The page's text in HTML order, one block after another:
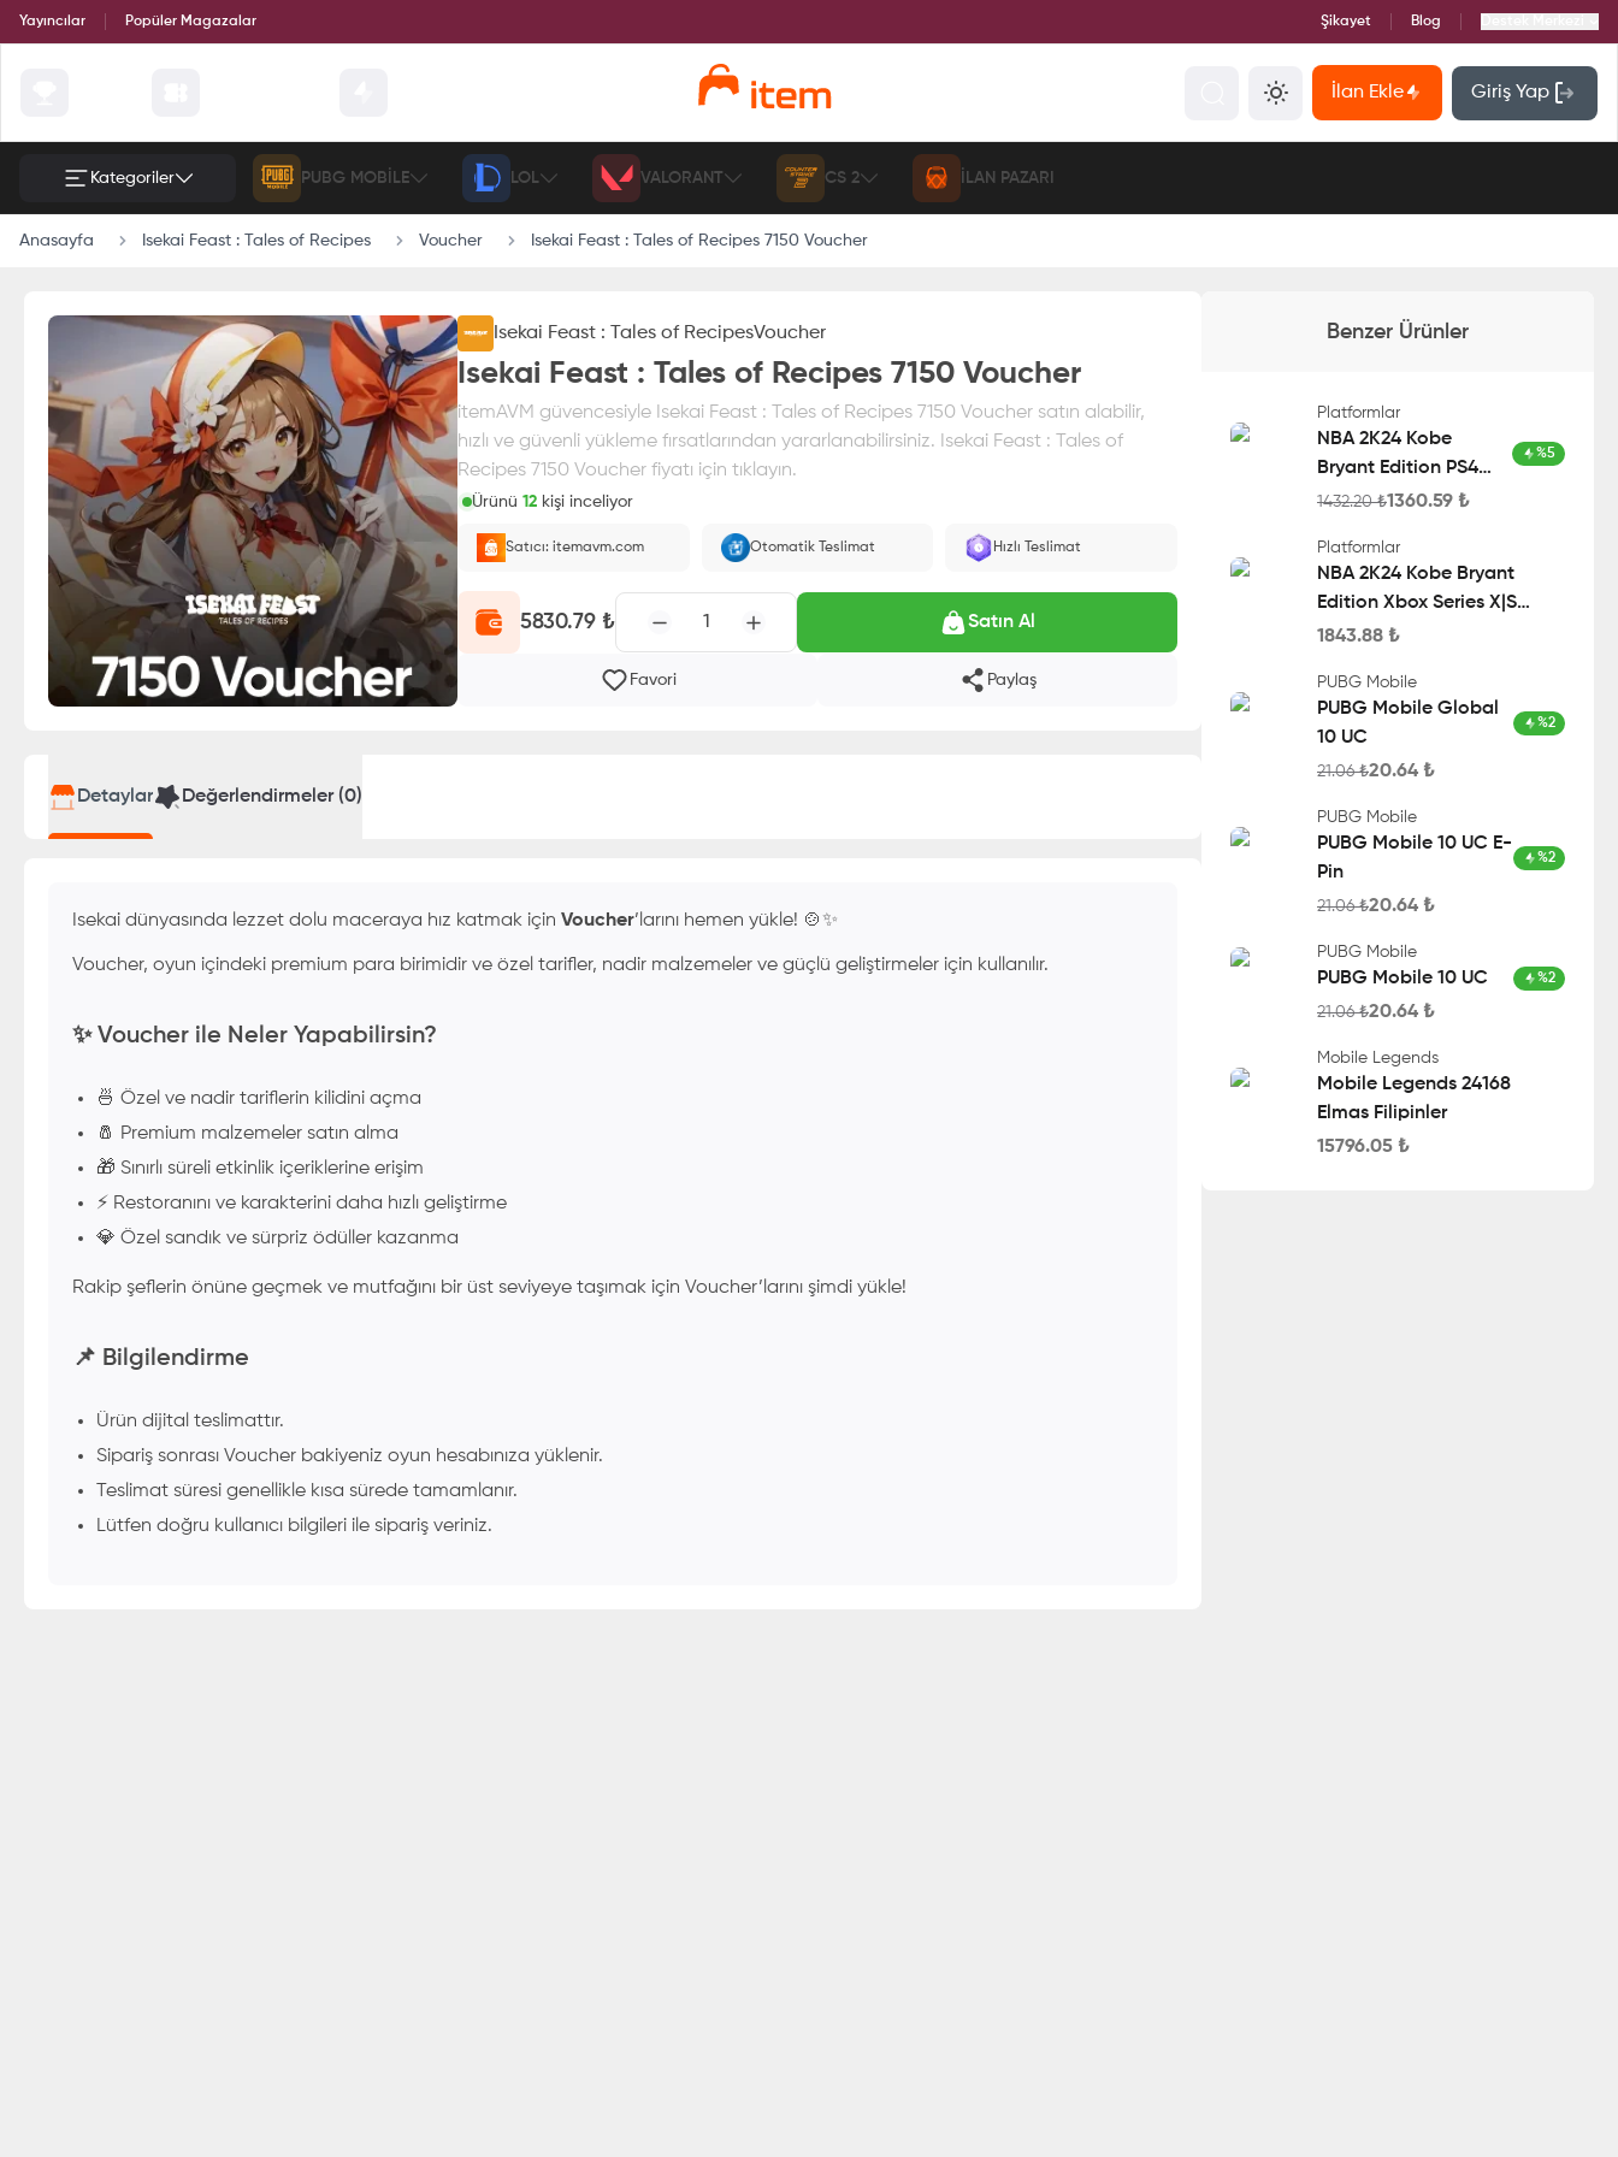
Yayıncılar Popüler Magazalar Şikayet Blog
İlan Ekle Giriş Yap
Kategoriler PUBG MOBILE LOL VALORANT CS 2 İLAN PAZARI
Anasayfa Isekai Feast : Tales of Recipes Voucher Isekai Feast : Tales of Recipes 7150 Voucher
Isekai Feast : Tales of RecipesVoucher
Isekai Feast : Tales of Recipes 7150 Voucher
itemAVM güvencesiyle Isekai Feast : Tales of Recipes 7150 Voucher satın alabilir,
hızlı ve güvenli yükleme fırsatlarından yararlanabilirsiniz. Isekai Feast : Tales of
Recipes 7150 Voucher fiyatı için tıklayın.
Ürünü 12 kişi inceliyor
E-Pin olarak yüklenir.
Satıcı: itemavm.com Otomatik Teslimat Hızlı Teslimat
5830.79 ₺ 1 Satın Al
Favori Paylaş
Detaylar Değerlendirmeler (0)
Isekai dünyasında lezzet dolu maceraya hız katmak için Voucher’larını hemen yükle! 🍲✨
Voucher, oyun içindeki premium para birimidir ve özel tarifler, nadir malzemeler ve güçlü geliştirmeler için kullanılır.
✨ Voucher ile Neler Yapabilirsin?
🍜 Özel ve nadir tariflerin kilidini açma
🧂 Premium malzemeler satın alma
🎁 Sınırlı süreli etkinlik içeriklerine erişim
⚡ Restoranını ve karakterini daha hızlı geliştirme
💎 Özel sandık ve sürpriz ödüller kazanma
Rakip şeflerin önüne geçmek ve mutfağını bir üst seviyeye taşımak için Voucher’larını şimdi yükle!
📌 Bilgilendirme
Ürün dijital teslimattır.
Sipariş sonrası Voucher bakiyeniz oyun hesabınıza yüklenir.
Teslimat süresi genellikle kısa sürede tamamlanır.
Lütfen doğru kullanıcı bilgileri ile sipariş veriniz.
Benzer Ürünler
Platformlar
NBA 2K24 Kobe
Bryant Edition PS4
Account
%5
1432.20₺1360.59 ₺
Platformlar
NBA 2K24 Kobe Bryant
Edition Xbox Series X|S
Account
1843.88 ₺
PUBG Mobile
PUBG Mobile Global
10 UC
%2
21.06₺20.64 ₺
PUBG Mobile
PUBG Mobile 10 UC E-
Pin
%2
21.06₺20.64 ₺
PUBG Mobile
PUBG Mobile 10 UC %2
21.06₺20.64 ₺
Mobile Legends
Mobile Legends 24168
Elmas Filipinler
15796.05 ₺